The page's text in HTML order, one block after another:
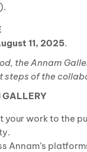
11, 2025.
the Annam
steps of the
GALLERY
your work to the
Annam’s